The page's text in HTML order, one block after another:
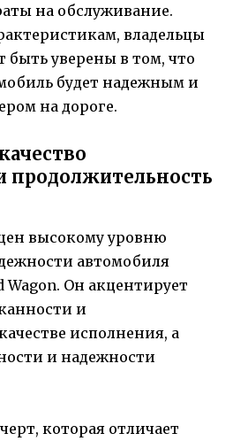
на обслуживание.
владельцы
быть уверены в том, что
будет надежным и
на дороге.
продолжительность
высокому уровню
автомобиля
Wagon. Он акцентирует
и
исполнения, а
и надежности
которая отличает